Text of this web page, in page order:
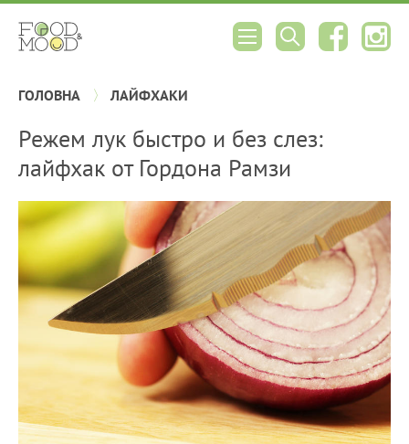
ГОЛОВНА ЛАЙФХАКИ
Режем лук быстро и без слез:
лайфхак от Гордона Рамзи